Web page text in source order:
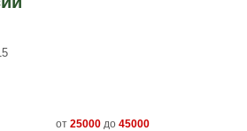
от 25000 до 45000